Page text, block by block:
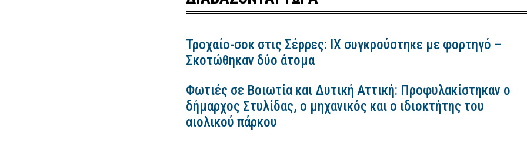
Τροχαίο-σοκ στις Σέρρες: ΙΧ συγκρούστηκε με φορτηγό –
Σκοτώθηκαν δύο άτομα
Φωτιές σε Βοιωτία και Δυτική Αττική: Προφυλακίστηκαν ο
δήμαρχος Στυλίδας, ο μηχανικός και ο ιδιοκτήτης του
αιολικού πάρκου